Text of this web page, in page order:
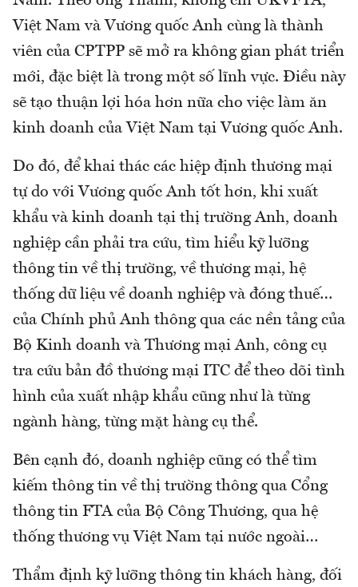
Việt Nam và Vương quốc Anh cùng là thành
viên của CPTPP sẽ mở ra không gian phát triển
mới, đặc biệt là trong một số lĩnh vực. Điều này
sẽ tạo thuận lợi hóa hơn nữa cho việc làm ăn
kinh doanh của Việt Nam tại Vương quốc Anh.
Do đó, để khai thác các hiệp định thương mại
tự do với Vương quốc Anh tốt hơn, khi xuất
khẩu và kinh doanh tại thị trường Anh, doanh
nghiệp cần phải tra cứu, tìm hiểu kỹ lưỡng
thông tin về thị trường, về thương mại, hệ
thống dữ liệu về doanh nghiệp và đóng thuế…
của Chính phủ Anh thông qua các nền tảng của
Bộ Kinh doanh và Thương mại Anh, công cụ
tra cứu bản đồ thương mại ITC để theo dõi tình
hình của xuất nhập khẩu cũng như là từng
ngành hàng, từng mặt hàng cụ thể.
Bên cạnh đó, doanh nghiệp cũng có thể tìm
kiếm thông tin về thị trường thông qua Cổng
thông tin FTA của Bộ Công Thương, qua hệ
thống thương vụ Việt Nam tại nước ngoài…
Thẩm định kỹ lưỡng thông tin khách hàng, đối